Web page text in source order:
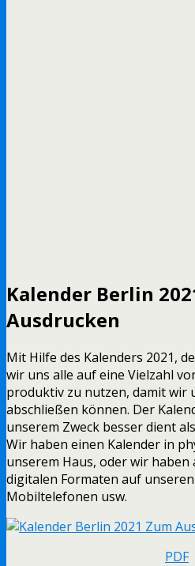
Kalender Berlin
Ausdrucken
Mit Hilfe des Kalenders 2021,
wir uns alle auf eine Vielzahl
produktiv zu nutzen, damit wir
abschließen können. Der
unserem Zweck besser dient
Wir haben einen Kalender in
unserem Haus, oder wir haben
digitalen Formaten auf
Mobiltelefonen usw.
PDF